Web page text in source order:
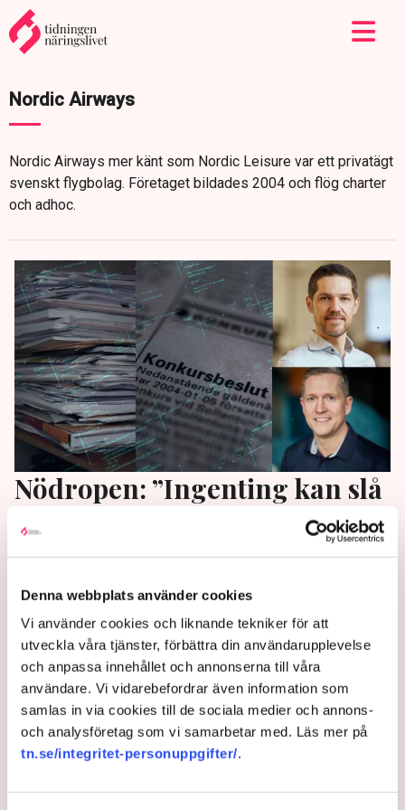
Denna webbplats använder cookies
Vi använder cookies och liknande tekniker för att
utveckla våra tjänster, förbättra din användarupplevelse
och anpassa innehållet och annonserna till våra
användare. Vi vidarebefordrar även information som
samlas in via cookies till de sociala medier och annons-
och analysföretag som vi samarbetar med. Läs mer på
tn.se/integritet-personuppgifter/.
Nordic Airways
Nordic Airways mer känt som Nordic Leisure var ett privatägt
svenskt flygbolag. Företaget bildades 2004 och flög charter
och adhoc.
Nödropen: ”Ingenting kan slå
ut företag som GDPR”
GDPR-reglerna har utvecklats till en byråkratisk
mardröm, larmar uppgivna företagare i flera
branscher. ”Vi tvingas anlita konsulter motsvarande
två heltidsanställda för att klara av alla kraven”, säger
Mikael Vetterskog, vd på Fårbo Mekaniska.
8 months ago | Av: Daniel Mellwing